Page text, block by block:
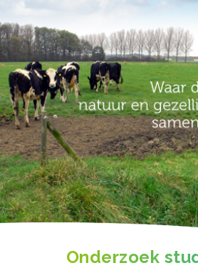
Onderzoek